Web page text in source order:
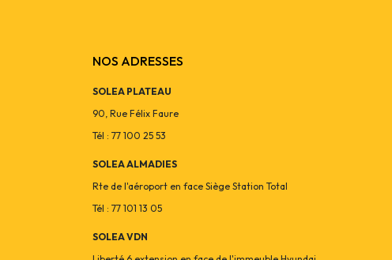
NOS ADRESSES
SOLEA PLATEAU
90, Rue Félix Faure
Tél : 77 100 25 53
SOLEA ALMADIES
Rte de l'aéroport en face Siège Station Total
Tél : 77 101 13 05
SOLEA VDN